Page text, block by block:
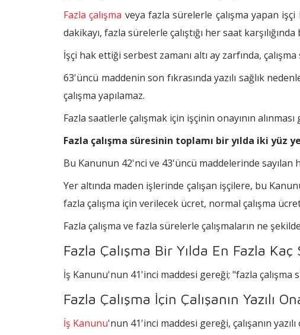
Fazla çalışma veya fazla sürelerle çalışma yapan işçi
dakikayı, fazla sürelerle çalıştığı her saat
İşçi hak ettiği serbest zamanı altı ay zarfında,
63'üncü maddenin son fıkrasında yazılı sağlık
çalışma yapılamaz.
Fazla saatlerle çalışmak için işçinin onayının
Fazla çalışma süresinin toplamı bir yılda iki yüz
Bu Kanunun 42'nci ve 43'üncü maddelerinde sayılan
Yer altında maden işlerinde çalışan işçilere, bu
fazla çalışma için verilecek ücret, normal çalışma
Fazla çalışma ve fazla sürelerle çalışmaların ne
Fazla Çalışma Bir Yılda En Fazla
İş Kanunu'nun 41'inci maddesi gereği; "fazla
Fazla Çalışma İçin Çalışanın Yazılı
İş Kanunu'nun 41'inci maddesi gereği, çalışanın